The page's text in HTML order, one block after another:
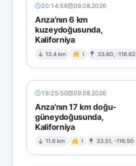
20:14:56 09.08.2026
Anza'nın 6 km
kuzeydoğusunda,
Kaliforniya
13.4 km I 33.60, -116.62
19:25:50 09.08.2026
Anza'nın 17 km doğu-
güneydoğusunda,
Kaliforniya
11.8 km I 33.51, -116.50